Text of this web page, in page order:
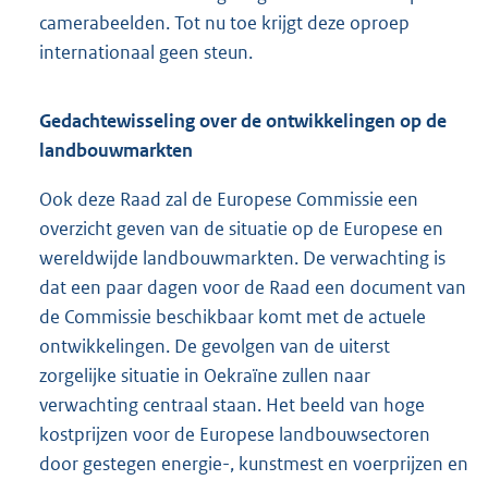
camerabeelden. Tot nu toe krijgt deze oproep
internationaal geen steun.
Gedachtewisseling over de ontwikkelingen op de
landbouwmarkten
Ook deze Raad zal de Europese Commissie een
overzicht geven van de situatie op de Europese en
wereldwijde landbouwmarkten. De verwachting is
dat een paar dagen voor de Raad een document van
de Commissie beschikbaar komt met de actuele
ontwikkelingen. De gevolgen van de uiterst
zorgelijke situatie in Oekraïne zullen naar
verwachting centraal staan. Het beeld van hoge
kostprijzen voor de Europese landbouwsectoren
door gestegen energie-, kunstmest en voerprijzen en